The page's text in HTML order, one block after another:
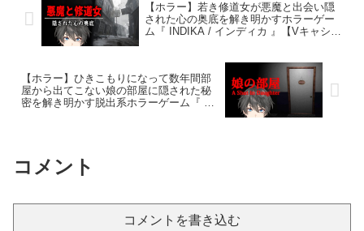
【ホラー】若き修道女が悪魔と出会い隠
された心の奥底を解き明かすホラーゲー
ム『 INDIKA / インディカ 』【Vキャシ
【ホラー】ひきこもりになって数年間部
屋から出てこない娘の部屋に隠された秘
密を解き明かす脱出系ホラーゲーム『 娘
コメント
コメントを書き込む